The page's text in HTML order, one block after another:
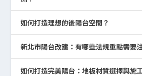
如何打造理想的後陽台空間？
新北市陽台改建：有哪些法規重點需要
如何打造完美陽台：地板材質選擇與施